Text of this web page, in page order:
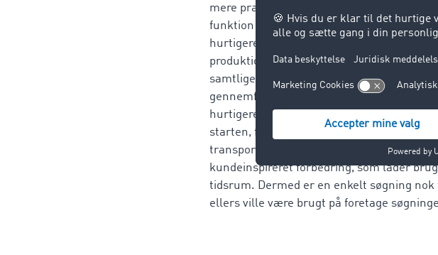
mere præcise søgninger, bedre
funktion er én ting sikkert: Med den
hurtigere, lettere og mere sikkert at gøre
produktion og handel kan f.eks. beskrive
samtlige losse- og læssesteder på ruten.
gennemføres eller ej. Dermed undgås
hurtigere at finde den passende ordre.
starten, for brugerne har op til en halv
transportplatformen hver dag. Den
kundeinspireret forbedring, som lader
tidsrum. Dermed er en enkelt søgning
ellers ville være brugt på foretage